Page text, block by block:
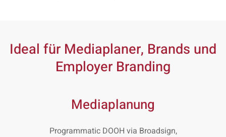
Ideal für Mediaplaner, Brands und
Employer Branding
Mediaplanung
Programmatic DOOH via Broadsign,